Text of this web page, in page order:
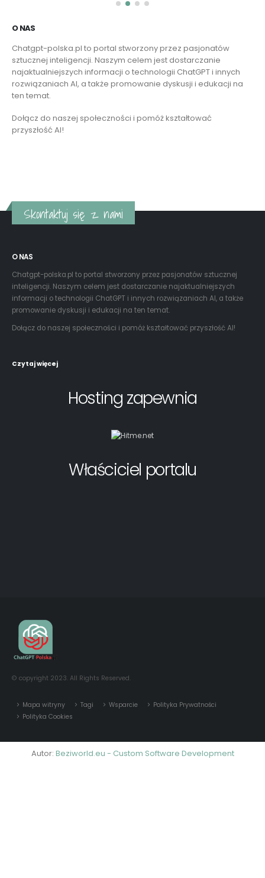
O NAS
Chatgpt-polska.pl to portal stworzony przez pasjonatów
sztucznej inteligencji. Naszym celem jest dostarczanie
najaktualniejszych informacji o technologii ChatGPT i innych
rozwiązaniach AI, a także promowanie dyskusji i edukacji na
ten temat.
Dołącz do naszej społeczności i pomóż kształtować
przyszłość AI!
Skontaktuj się z nami
O NAS
Chatgpt-polska.pl to portal stworzony przez pasjonatów sztucznej
inteligencji. Naszym celem jest dostarczanie najaktualniejszych
informacji o technologii ChatGPT i innych rozwiązaniach AI, a także
promowanie dyskusji i edukacji na ten temat.
Dołącz do naszej społeczności i pomóż kształtować przyszłość AI!
Czytaj więcej
Hosting zapewnia
Właściciel portalu
© copyright 2023. All Rights Reserved.
Polityka Cookies
Autor:Beziworld.eu - Custom Software Development